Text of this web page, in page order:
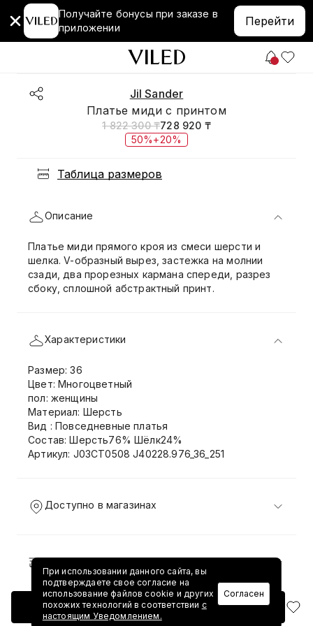
Получайте бонусы при заказе в
приложении
Перейти
Jil Sander
Платье миди с принтом
1 822 300 ₸728 920 ₸
50%+20%
Таблица размеров
Добавить в корзину
Описание
Платье миди прямого кроя из смеси шерсти и
шелка. V-образный вырез, застежка на молнии
сзади, два прорезных кармана спереди, разрез
сбоку, сплошной абстрактный принт.
Характеристики
Размер: 36
Цвет: Многоцветный
пол: женщины
Материал: Шерсть
Вид : Повседневные платья
Состав: Шерсть76% Шёлк24%
Артикул: J03CT0508 J40228.976_36_251
Доступно в магазинах
Доставка и возврат
При использовании данного сайта, вы
подтверждаете свое согласие на
использование файлов cookie и других
похожих технологий в соответствии с
настоящим Уведомлением.
Согласен